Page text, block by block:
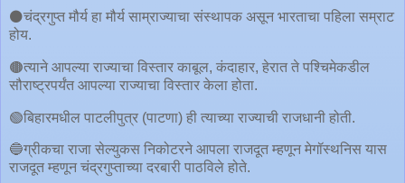
⚫️चंद्रगुप्त मौर्य हा मौर्य साम्राज्याचा संस्थापक असून भारताचा पहिला सम्राट
होय.
🟤त्याने आपल्या राज्याचा विस्तार काबूल, कंदाहार, हेरात ते पश्चिमेकडील
सौराष्ट्रपर्यंत आपल्या राज्याचा विस्तार केला होता.
🟢बिहारमधील पाटलीपुत्र (पाटणा) ही त्याच्या राज्याची राजधानी होती.
🔵ग्रीकचा राजा सेल्युकस निकोटरने आपला राजदूत म्हणून मेगॉस्थनिस यास
राजदूत म्हणून चंद्रगुप्ताच्या दरबारी पाठविले होते.